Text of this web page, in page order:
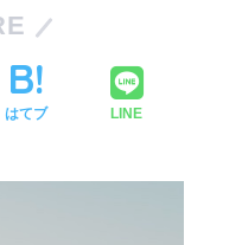
はてブ LINE